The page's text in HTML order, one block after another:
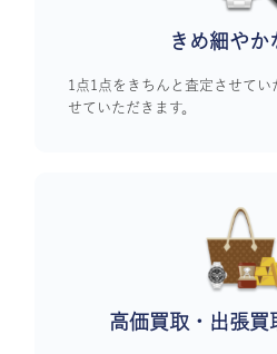
きめ細やか
1点1点をきちんと査定させてい
せていただきます。
高価買取・出張買